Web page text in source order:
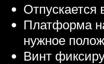
Отпускается
Платформа
нужное
Винт